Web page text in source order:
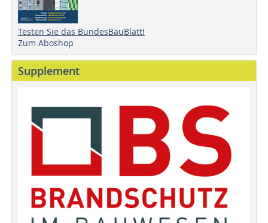
Testen Sie das BundesBauBlatt!
Zum Aboshop
Supplement